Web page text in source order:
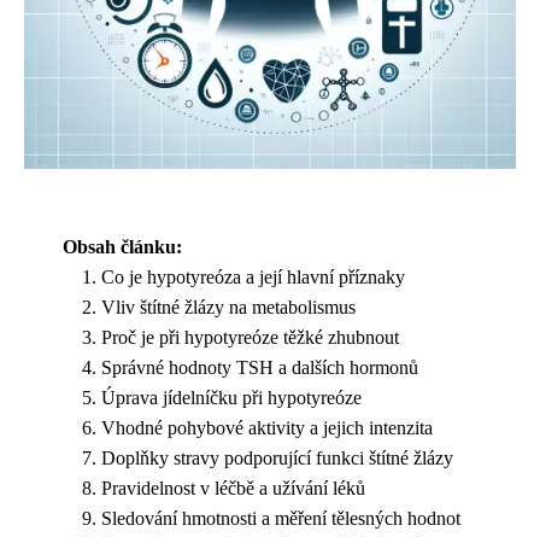
Obsah článku:
Co je hypotyreóza a její hlavní příznaky
Vliv štítné žlázy na metabolismus
Proč je při hypotyreóze těžké zhubnout
Správné hodnoty TSH a dalších hormonů
Úprava jídelníčku při hypotyreóze
Vhodné pohybové aktivity a jejich intenzita
Doplňky stravy podporující funkci štítné žlázy
Pravidelnost v léčbě a užívání léků
Sledování hmotnosti a měření tělesných hodnot